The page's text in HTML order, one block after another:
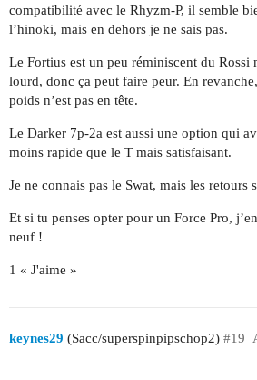
compatibilité avec le Rhyzm-P, il semble
l’hinoki, mais en dehors je ne sais pas.
Le Fortius est un peu réminiscent du Rossi
lourd, donc ça peut faire peur. En
poids n’est pas en tête.
Le Darker 7p-2a est aussi une option qui
moins rapide que le T mais satisfaisant.
Je ne connais pas le Swat, mais les retours
Et si tu penses opter pour un Force Pro,
neuf !
1 « J'aime »
keynes29 (Sacc/superspinpipschop2) #19